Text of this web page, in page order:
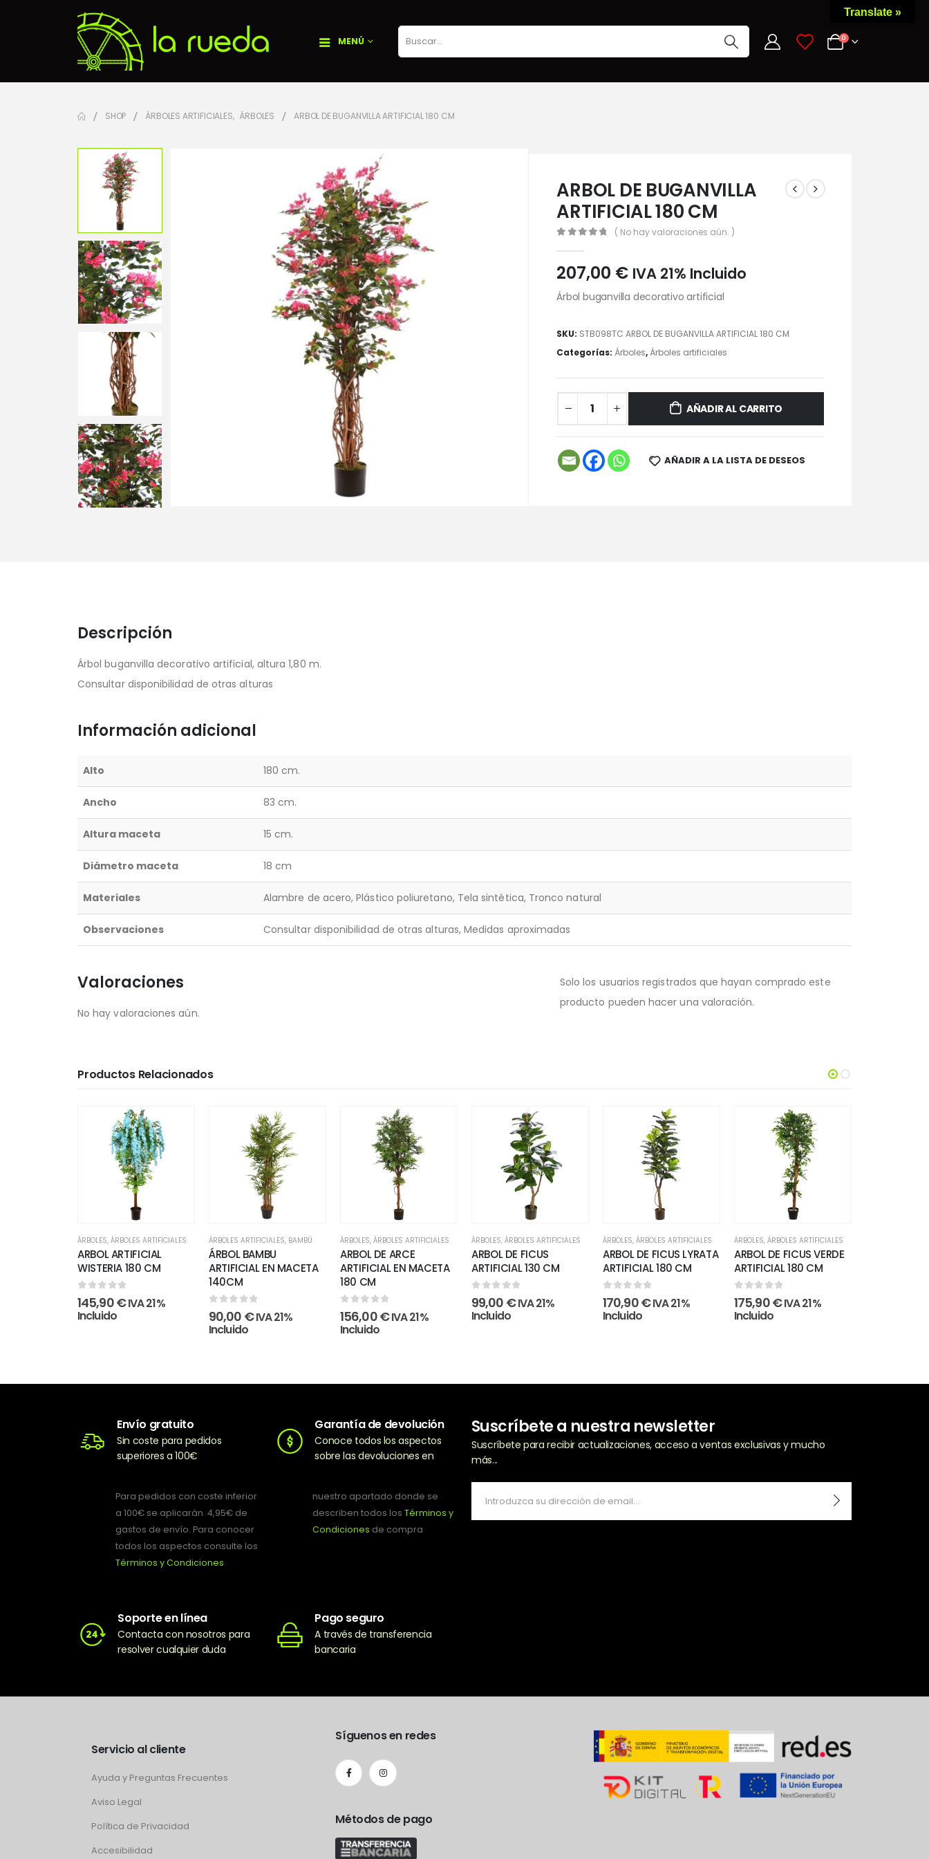
MENÚ
0 0
SHOP ÁRBOLES ARTIFICIALES, ÁRBOLES ARBOL DE BUGANVILLA ARTIFICIAL 180 CM
ARBOL DE BUGANVILLA
ARTIFICIAL 180 CM
( No hay valoraciones aún. )
207,00 € IVA 21% Incluido
Árbol buganvilla decorativo artificial
SKU: STB098TC ARBOL DE BUGANVILLA ARTIFICIAL 180 CM
Categorías: Árboles, Árboles artificiales
AÑADIR AL CARRITO
AÑADIR A LA LISTA DE DESEOS
Descripción
Árbol buganvilla decorativo artificial, altura 1,80 m.
Consultar disponibilidad de otras alturas
Información adicional
Alto 180 cm.
Ancho 83 cm.
Altura maceta 15 cm.
Diámetro maceta 18 cm
Materiales Alambre de acero, Plástico poliuretano, Tela sintética, Tronco natural
Observaciones Consultar disponibilidad de otras alturas, Medidas aproximadas
Valoraciones
No hay valoraciones aún.
Solo los usuarios registrados que hayan comprado este
producto pueden hacer una valoración.
Productos Relacionados
ÁRBOLES, ÁRBOLES ARTIFICIALES
ARBOL ARTIFICIAL
WISTERIA 180 CM
0 out of 5
145,90€IVA 21%
Incluido
ÁRBOLES ARTIFICIALES, BAMBÚ
ÁRBOL BAMBU
ARTIFICIAL EN MACETA
140CM
0 out of 5
90,00 €IVA 21%
Incluido
ÁRBOLES, ÁRBOLES ARTIFICIALES
ARBOL DE ARCE
ARTIFICIAL EN MACETA
180 CM
0out of 5
156,00€IVA 21%
Incluido
ÁRBOLES, ÁRBOLES ARTIFICIALES
ARBOL DE FICUS
ARTIFICIAL 130 CM
0out of 5
99,00 €IVA 21%
Incluido
ÁRBOLES, ÁRBOLES ARTIFICIALES
ARBOL DE FICUS LYRATA
ARTIFICIAL 180 CM
0out of 5
170,90€IVA 21%
Incluido
ÁRBOLES, ÁRBOLES ARTIFICIALES
ARBOL DE FICUS VERDE
ARTIFICIAL 180 CM
0out of 5
175,90€IVA 21%
Incluido
Envío gratuito
Sin coste para pedidos
superiores a 100€
Para pedidos con coste inferior
a 100€ se aplicarán 4,95€ de
gastos de envío. Para conocer
todos los aspectos consulte los
Términos y Condiciones
Garantía de devolución
Conoce todos los aspectos
sobre las devoluciones en
nuestro apartado donde se
describen todos los Términos y
Condiciones de compra
Soporte en línea
Contacta con nosotros para
resolver cualquier duda
Pago seguro
A través de transferencia
bancaria
Suscríbete a nuestra newsletter
Suscríbete para recibir actualizaciones, acceso a ventas exclusivas y mucho
más...
Servicio al cliente
Ayuda y Preguntas Frecuentes
Aviso Legal
Política de Privacidad
Accesibilidad
Síguenos en redes
Métodos de pago
Translate »